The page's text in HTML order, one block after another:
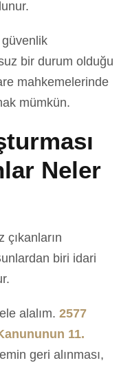
güvenlik
bir durum olduğu
mahkemelerinde
mümkün.
Neler
çıkanların
biri idari
alalım. 2577
11.
geri alınması,